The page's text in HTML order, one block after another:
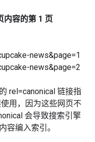
内容的第 1 页
news&page=1
news&page=2
rel=canonical 链接指
用，因为这些网页不
会导致搜索引擎
容编入索引。